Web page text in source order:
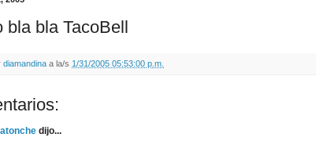
bla bla TacoBell
diamandina a la/s 1/31/2005 05:53:00 p.m.
dijo...